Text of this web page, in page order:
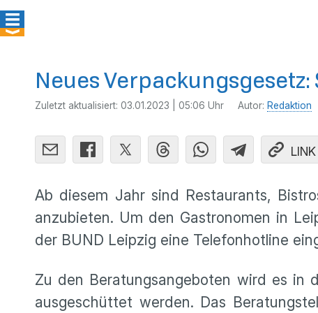
Neues
Zuletzt aktualisiert: 03.01.2023 | 05:06 Uhr Autor: Redaktion
LINK
Ab diesem Jahr sind Restaurants,
anzubieten. Um den Gastronomen in
der BUND Leipzig eine Telefonhotline
Zu den Beratungsangeboten wird es in
ausgeschüttet werden. Das